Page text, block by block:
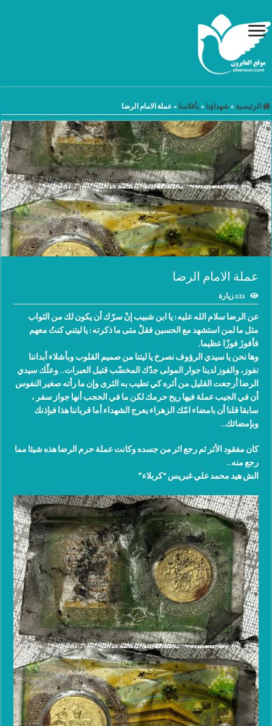
الرئيسية » شهداؤنا » بأقلامنا » عملة الامام الرضا
عملة الامام الرضا
212 زيارة
عن الرضا سلام الله عليه : يا ابن شبيب إنْ سرّك أن يكون لك من الثواب
مثل ما لمن استشهد مع الحسين فقلْ متى ما ذكرته : يا ليتني كنتُ معهم
فأفوزَ فوزًا عظيما.
وها نحن يا سيدي الرؤوف نصرخ يا ليتنا من صميم القلوب وبأشلاء أبداننا
نفوز، والفوز لدينا جوار المولى جدّك المخضّب قتيل العبرات.. وعلّك سيدي
الرضا أرجعت القليل من أثره كي تطيب به الثرى وإن ما رأته صغير النفوس
أن في الجيب عملة فيها ريح حرمك لكن ما في الحجب أنها جواز سفر ،
سابقا قلنا أن بامضاء امّك الزهراء يعرج الشهداء أما قرباننا هذا فبإذنك
وبإمضائك..
كان مفقود الأثر ثم رجع اثر من جسده وكانت عملة حرم الرضا هذه شيئا مما
رجع منه..
الش هيد محمد علي غبريس “كربلاء”